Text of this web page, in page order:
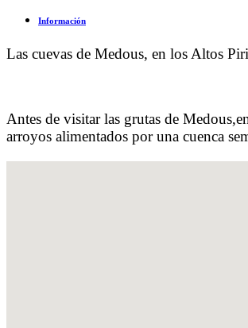
Información
Las cuevas de Medous, en los Altos
Antes de visitar las grutas de
arroyos alimentados por una cuenca